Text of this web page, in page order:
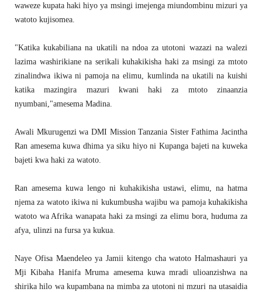
waweze kupata haki hiyo ya msingi imejenga miundombinu mizuri ya
watoto kujisomea.
"Katika kukabiliana na ukatili na ndoa za utotoni wazazi na walezi
lazima washirikiane na serikali kuhakikisha haki za msingi za mtoto
zinalindwa ikiwa ni pamoja na elimu, kumlinda na ukatili na kuishi
katika mazingira mazuri kwani haki za mtoto zinaanzia
nyumbani,"amesema Madina.
Awali Mkurugenzi wa DMI Mission Tanzania Sister Fathima Jacintha
Ran amesema kuwa dhima ya siku hiyo ni Kupanga bajeti na kuweka
bajeti kwa haki za watoto.
Ran amesema kuwa lengo ni kuhakikisha ustawi, elimu, na hatma
njema za watoto ikiwa ni kukumbusha wajibu wa pamoja kuhakikisha
watoto wa Afrika wanapata haki za msingi za elimu bora, huduma za
afya, ulinzi na fursa ya kukua.
Naye Ofisa Maendeleo ya Jamii kitengo cha watoto Halmashauri ya
Mji Kibaha Hanifa Mruma amesema kuwa mradi ulioanzishwa na
shirika hilo wa kupambana na mimba za utotoni ni mzuri na utasaidia